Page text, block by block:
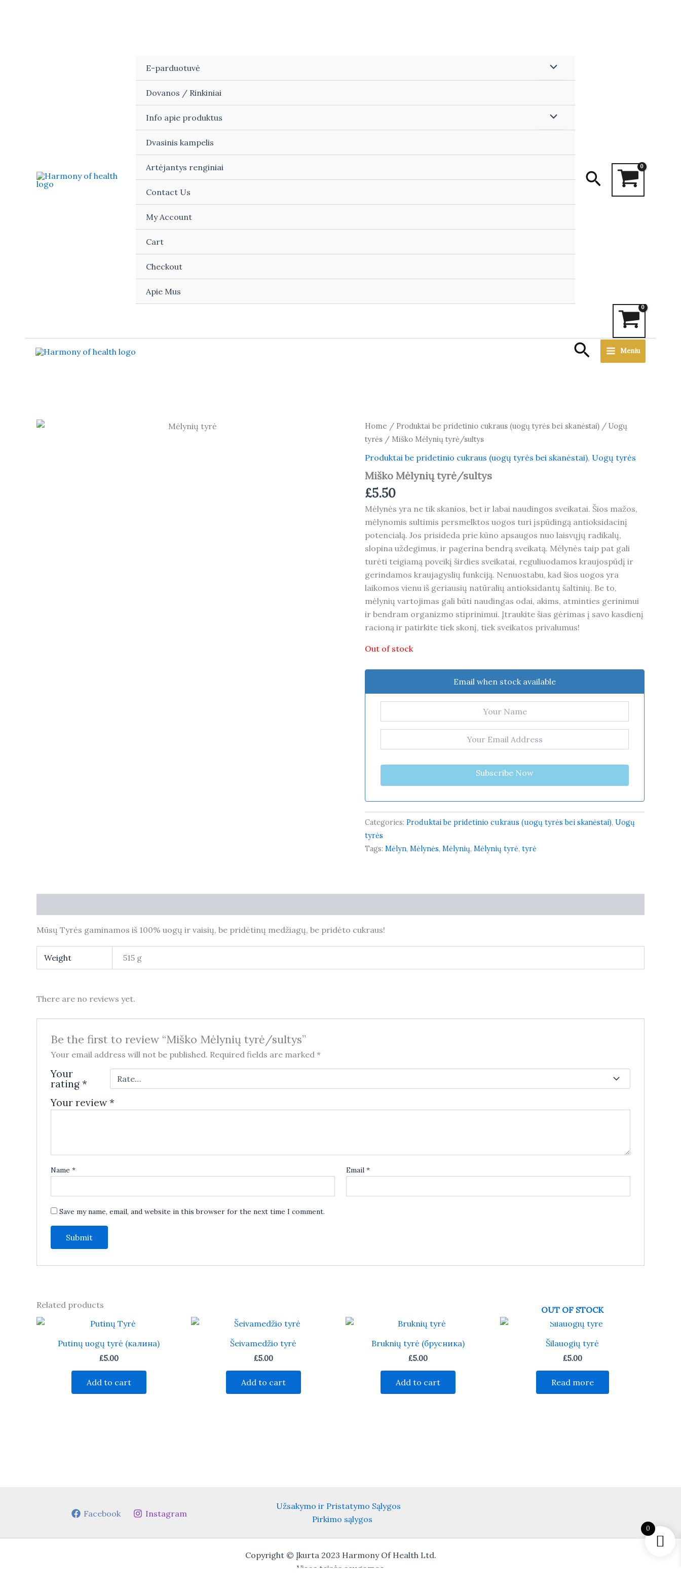
E-parduotuvė
Dovanos / Rinkiniai
Info apie produktus
Dvasinis kampelis
Artėjantys renginiai
Contact Us
My Account
Cart
Checkout
Apie Mus
Search
SearchMeniu
Home / Produktai be pridetinio cukraus (uogų tyrės bei skanėstai) / Uogų
tyrės / Miško Mėlynių tyrė/sultys
Produktai be pridetinio cukraus (uogų tyrės bei skanėstai), Uogų tyrės
Miško Mėlynių tyrė/sultys
£5.50
Mėlynės yra ne tik skanios, bet ir labai naudingos sveikatai. Šios mažos,
mėlynomis sultimis persmelktos uogos turi įspūdingą antioksidacinį
potencialą. Jos prisideda prie kūno apsaugos nuo laisvųjų radikalų,
slopina uždegimus, ir pagerina bendrą sveikatą. Mėlynės taip pat gali
turėti teigiamą poveikį širdies sveikatai, reguliuodamos kraujospūdį ir
gerindamos kraujagyslių funkciją. Nenuostabu, kad šios uogos yra
laikomos vienu iš geriausių natūralių antioksidantų šaltinių. Be to,
mėlynių vartojimas gali būti naudingas odai, akims, atminties gerinimui
ir bendram organizmo stiprinimui. Įtraukite šias gėrimas į savo kasdienį
racioną ir patirkite tiek skonį, tiek sveikatos privalumus!
Out of stock
Email when stock available
Subscribe Now
Categories: Produktai be pridetinio cukraus (uogų tyrės bei skanėstai), Uogų
tyrės
Tags: Mėlyn, Mėlynės, Mėlynių, Mėlynių tyrė, tyrė
Mūsų Tyrės gaminamos iš 100% uogų ir vaisių, be pridėtinų medžiagų, be pridėto cukraus!
Weight 515 g
There are no reviews yet.
Be the first to review “Miško Mėlynių tyrė/sultys”
Your email address will not be published. Required fields are marked *
Your
rating *
Your review*
Name * Email*
Save my name, email, and website in this browser for the next time I comment.
Related products
Putinų uogų tyrė (калина)
£5.00
Add to cart
Šeivamedžio tyrė
£5.00
Add to cart
Bruknių tyrė (брусника)
£5.00
Add to cart
OUT OF STOCK
Šilauogių tyrė
£5.00
Read more
Facebook Instagram
Užsakymo ir Pristatymo Sąlygos
Pirkimo sąlygos
Copyright © Įkurta 2023 Harmony Of Health Ltd.
Visos teisės saugomos
0